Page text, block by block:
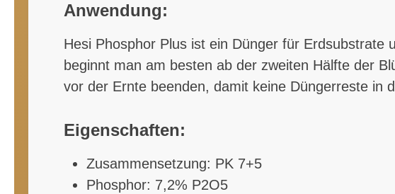
Anwendung:
Hesi Phosphor Plus ist ein Dünger für Erdsubstrate
beginnt man am besten ab der zweiten Hälfte der
vor der Ernte beenden, damit keine Düngerreste in
Eigenschaften:
Zusammensetzung: PK 7+5
Phosphor: 7,2% P2O5